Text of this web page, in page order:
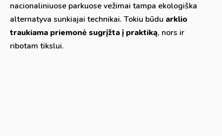
nacionaliniuose parkuose vežimai tampa ekologiška
alternatyva sunkiajai technikai. Tokiu būdu arklio
traukiama priemonė sugrįžta į praktiką, nors ir
ribotam tikslui.